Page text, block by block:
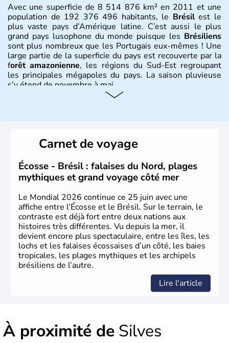
Avec une superficie de 8 514 876 km² en 2011 et une
population de 192 376 496 habitants, le Brésilest le
plus vaste pays d’Amérique latine. C’est aussi le plus
grand pays lusophone du monde puisque les Brésiliens
sont plus nombreux que les Portugais eux-mêmes ! Une
large partie de la superficie du pays est recouverte par la
forêt amazonienne, les régions du Sud-Est regroupant
les principales mégapoles du pays. La saison pluvieuse
s’y étend de novembre à mai.
du Brésil ont été atteintes par le portugais Cabral en
1500. Durant le XVIe siècle, de très nombreux esclaves
venus d'Afrique ont permis une large exploitation des
ressources en sucre du pays.
Carnet de voyage
Écosse - Brésil : falaises du Nord, plages
mythiques et grand voyage côté mer
Le Mondial 2026 continue ce 25 juin avec une
affiche entre l’Écosse et le Brésil. Sur le terrain, le
contraste est déjà fort entre deux nations aux
histoires très différentes. Vu depuis la mer, il
devient encore plus spectaculaire, entre les îles, les
lochs et les falaises écossaises d’un côté, les baies
tropicales, les plages mythiques et les archipels
brésiliens de l’autre.
Lire l'article
À proximité de Silves